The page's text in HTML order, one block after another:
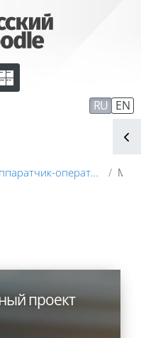
RU EN
19.01.19 Аппаратчик-оператор производства продуктов питания животного происхождения (операторы молока)
проект